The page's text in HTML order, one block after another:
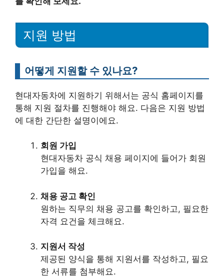
지원 방법
어떻게 지원할 수 있나요?
현대자동차에 지원하기 위해서는 공식 홈페이지를
통해 지원 절차를 진행해야 해요. 다음은 지원 방법
에 대한 간단한 설명이에요.
회원 가입
현대자동차 공식 채용 페이지에 들어가 회원
가입을 해요.
채용 공고 확인
원하는 직무의 채용 공고를 확인하고, 필요한
자격 요건을 체크해요.
지원서 작성
제공된 양식을 통해 지원서를 작성하고, 필요
한 서류를 첨부해요.